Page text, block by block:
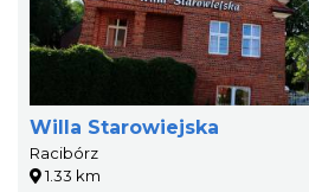
Willa Starowiejska
Racibórz
1.33 km